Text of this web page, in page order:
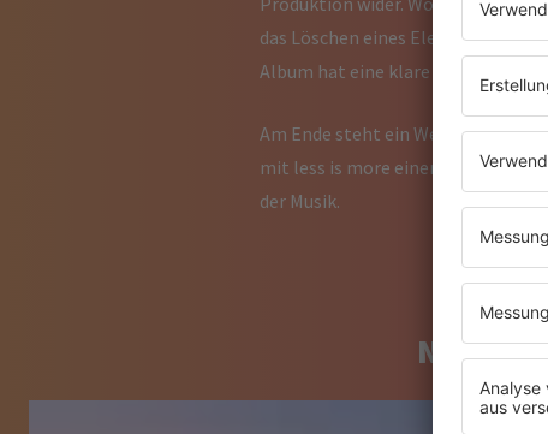
das Löschen eines Elements oft
Album hat eine klare
Am Ende steht ein Werk, das den
mit less is more einen Raum
der Musik.
NOCH